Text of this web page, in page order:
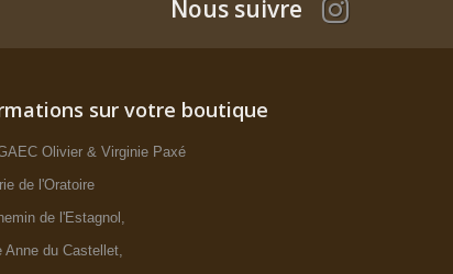
Nous suivre
sur votre boutique
Olivier & Virginie Paxé
de l'Oratoire
de l'Estagnol,
Anne du Castellet,